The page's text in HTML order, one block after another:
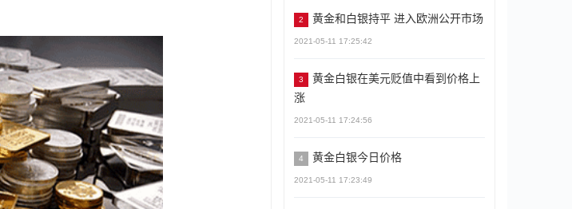
2 黄金和白银持平 进入欧洲公开市场
2021-05-11 17:25:42
3
黄金白银在美元贬值中看到价格上
涨
2021-05-11 17:24:56
4 黄金白银今日价格
2021-05-11 17:23:49